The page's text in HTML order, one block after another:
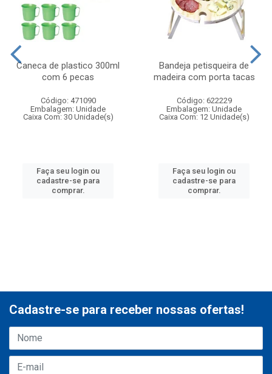
Caneca de plastico 300ml
com 6 pecas
Código: 471090
Embalagem: Unidade
Caixa Com: 30 Unidade(s)
Faça seu login ou
cadastre-se para
comprar.
Bandeja petisqueira de
madeira com porta tacas
Código: 622229
Embalagem: Unidade
Caixa Com: 12 Unidade(s)
Faça seu login ou
cadastre-se para
comprar.
Cadastre-se para receber nossas ofertas!